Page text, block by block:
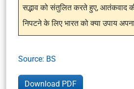
सद्भाव को संतुलित करते हुए, आतंकवाद
निपटने के लिए भारत को क्या उपाय
Source: BS
Download PDF